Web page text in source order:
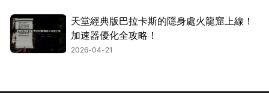
天堂經典版巴拉卡斯的隱身處火龍窟上線！
加速器優化全攻略！
2026-04-21